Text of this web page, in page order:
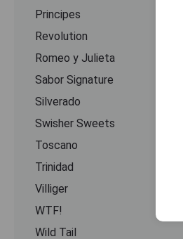
Principes
Revolution
Romeo y Julieta
Sabor Signature
Silverado
Swisher Sweets
Toscano
Trinidad
Villiger
WTF!
Wild Tail